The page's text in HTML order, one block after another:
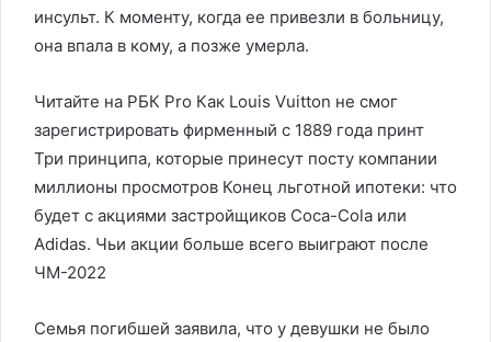
инсульт. К моменту, когда ее привезли в больницу,
она впала в кому, а позже умерла.
Читайте на РБК Pro Как Louis Vuitton не смог
зарегистрировать фирменный с 1889 года принт
Три принципа, которые принесут посту компании
миллионы просмотров Конец льготной ипотеки: что
будет с акциями застройщиков Coca-Cola или
Adidas. Чьи акции больше всего выиграют после
ЧМ-2022
Семья погибшей заявила, что у девушки не было